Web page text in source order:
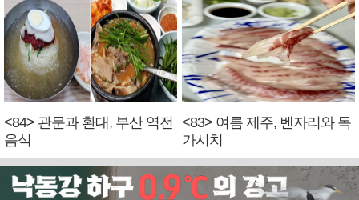
<84> 관문과 환대, 부산 역전
음식
<83> 여름 제주, 벤자리와 독
가시치